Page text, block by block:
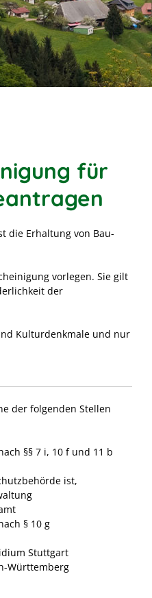
für
die Erhaltung von Bau-
vorlegen. Sie gilt
der
Kulturdenkmale und nur
der folgenden Stellen
§§ 7 i, 10 f und 11 b
ist,
§ 10 g
Stuttgart
Württemberg